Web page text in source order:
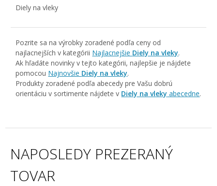
Diely na vleky
Pozrite sa na výrobky zoradené podľa ceny od
najlacnejších v kategórii Najlacnejšie Diely na vleky.
Ak hľadáte novinky v tejto kategórii, najlepšie je nájdete
pomocou Najnovšie Diely na vleky.
Produkty zoradené podľa abecedy pre Vašu dobrú
orientáciu v sortimente nájdete v Diely na vleky abecedne.
NAPOSLEDY PREZERANÝ
TOVAR